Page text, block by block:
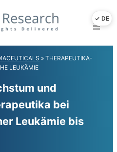
»THERAPEUTIKA-
LEUKÄMIE
und
bei
Leukämie bis